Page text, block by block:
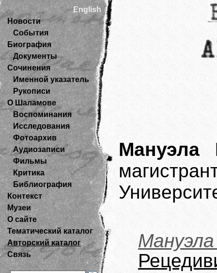
English
Новости
События
Биография
Документы
Сочинения
Именной указатель
Рукописи
О Шаламове
Воспоминания
Исследования
Фотоархив
Аудиозаписи
Фильмы
Критика
Библиография
Контекст
Музеи
О сайте
Тематический каталог
Авторский каталог
Связь
Мануэла